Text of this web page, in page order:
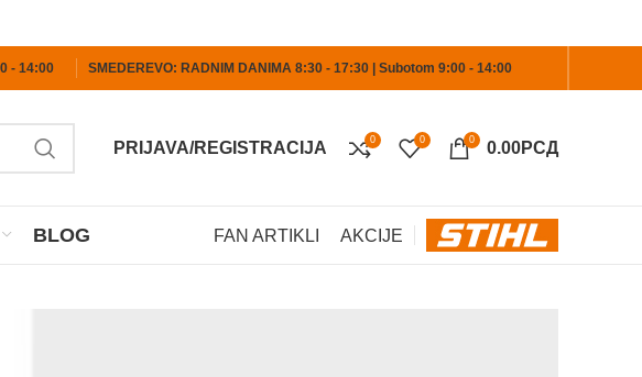
- 14:00 SMEDEREVO: RADNIM DANIMA 8:30 - 17:30 | Subotom 9:00 - 14:00
PRIJAVA/REGISTRACIJA 0 0 0 0.00РСД
BLOG FAN ARTIKLI AKCIJE